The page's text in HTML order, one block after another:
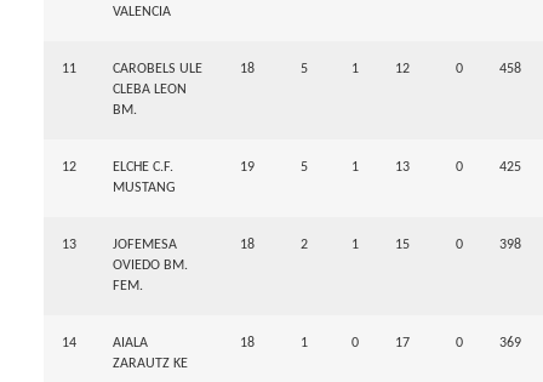
VALENCIA
11
CAROBELS ULE
CLEBA LEON
BM.
18 5 1 12 0 458
12
ELCHE C.F.
MUSTANG
19 5 1 13 0 425
13
JOFEMESA
OVIEDO BM.
FEM.
18 2 1 15 0 398
14
AIALA
ZARAUTZ KE
18 1 0 17 0 369